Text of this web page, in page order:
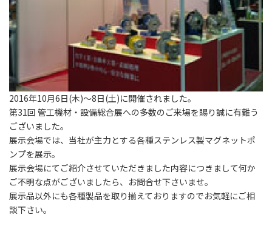
2016年10月6日(木)～8日(土)に開催されました。
第31回 管工機材・設備総合展への多数のご来場を賜り誠に有難う
ございました。
展示会場では、当社が主力とする各種ステンレス製マグネットポ
ンプを展示。
展示会場にてご紹介させていただきました内容につきまして何か
ご不明な点がございましたら、お問合せ下さいませ。
展示品以外にも各種製品を取り揃えておりますのでお気軽にご相
談下さい。